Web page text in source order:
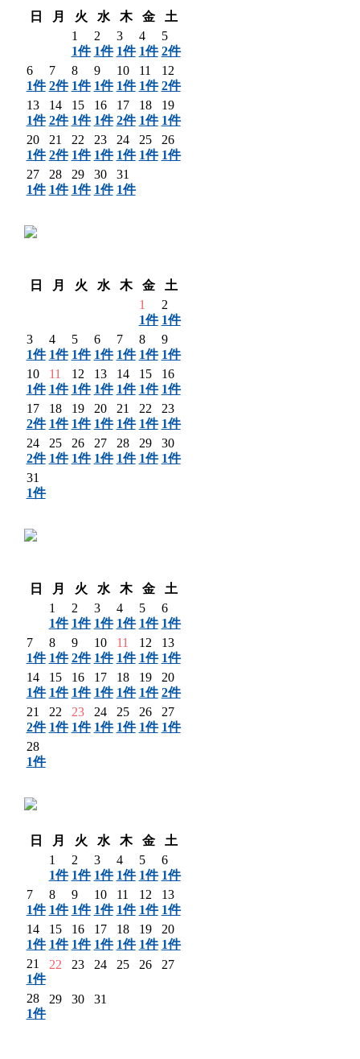
日
月 火 水 木 金
土
1
1件
2
1件
3
1件
4
1件
5
2件
6
1件
7
2件
8
1件
9
1件
10
1件
11
1件
12
2件
13
1件
14
2件
15
1件
16
1件
17
2件
18
1件
19
1件
20
1件
21
2件
22
1件
23
1件
24
1件
25
1件
26
1件
27
1件
28
1件
29
1件
30
1件
31
1件
日
月 火 水 木 金
土
1
1件
2
1件
3
1件
4
1件
5
1件
6
1件
7
1件
8
1件
9
1件
10
1件
11
1件
12
1件
13
1件
14
1件
15
1件
16
1件
17
2件
18
1件
19
1件
20
1件
21
1件
22
1件
23
1件
24
2件
25
1件
26
1件
27
1件
28
1件
29
1件
30
1件
31
1件
日
月 火 水 木 金
土
1
1件
2
1件
3
1件
4
1件
5
1件
6
1件
7
1件
8
1件
9
2件
10
1件
11
1件
12
1件
13
1件
14
1件
15
1件
16
1件
17
1件
18
1件
19
1件
20
2件
21
2件
22
1件
23
1件
24
1件
25
1件
26
1件
27
1件
28
1件
日
月 火 水 木 金
土
1
1件
2
1件
3
1件
4
1件
5
1件
6
1件
7
1件
8
1件
9
1件
10
1件
11
1件
12
1件
13
1件
14
1件
15
1件
16
1件
17
1件
18
1件
19
1件
20
1件
21
1件
22 23 24 25 26 27
28
1件
29 30 31